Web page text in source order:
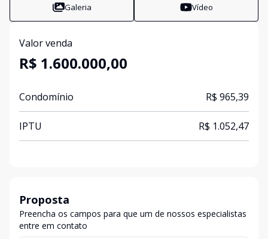
Galeria Vídeo
Valor venda
R$ 1.600.000,00
Condomínio R$ 965,39
IPTU R$ 1.052,47
Proposta
Preencha os campos para que um de nossos especialistas
entre em contato